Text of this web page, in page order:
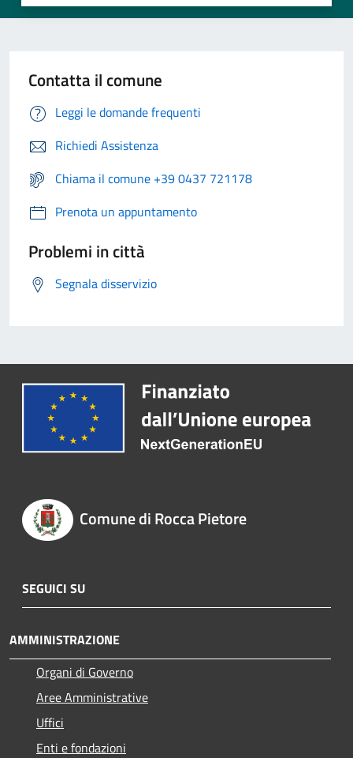
Contatta il comune
Leggi le domande frequenti
Richiedi Assistenza
Chiama il comune +39 0437 721178
Prenota un appuntamento
Problemi in città
Segnala disservizio
Comune di Rocca Pietore
SEGUICI SU
AMMINISTRAZIONE
Organi di Governo
Aree Amministrative
Uffici
Enti e fondazioni